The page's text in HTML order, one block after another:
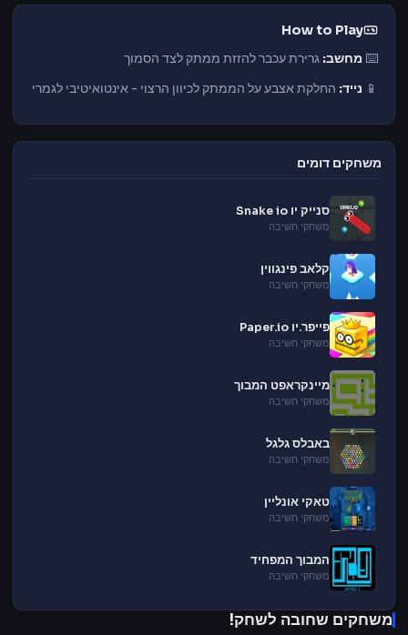
How to Play
⌨️ מחשב: גרירת עכבר להזזת ממתק לצד הסמוך
📱 נייד: החלקת אצבע על הממתק לכיוון הרצוי - אינטואיטיבי לגמרי
משחקים דומים
סנייק יו Snake io
משחקי חשיבה
קלאב פינגווין
משחקי חשיבה
פייפר.יו Paper.io
משחקי חשיבה
מיינקראפט המבוך
משחקי חשיבה
באבלס גלגל
משחקי חשיבה
טאקי אונליין
משחקי חשיבה
המבוך המפחיד
משחקי חשיבה
משחקים שחובה לשחק!